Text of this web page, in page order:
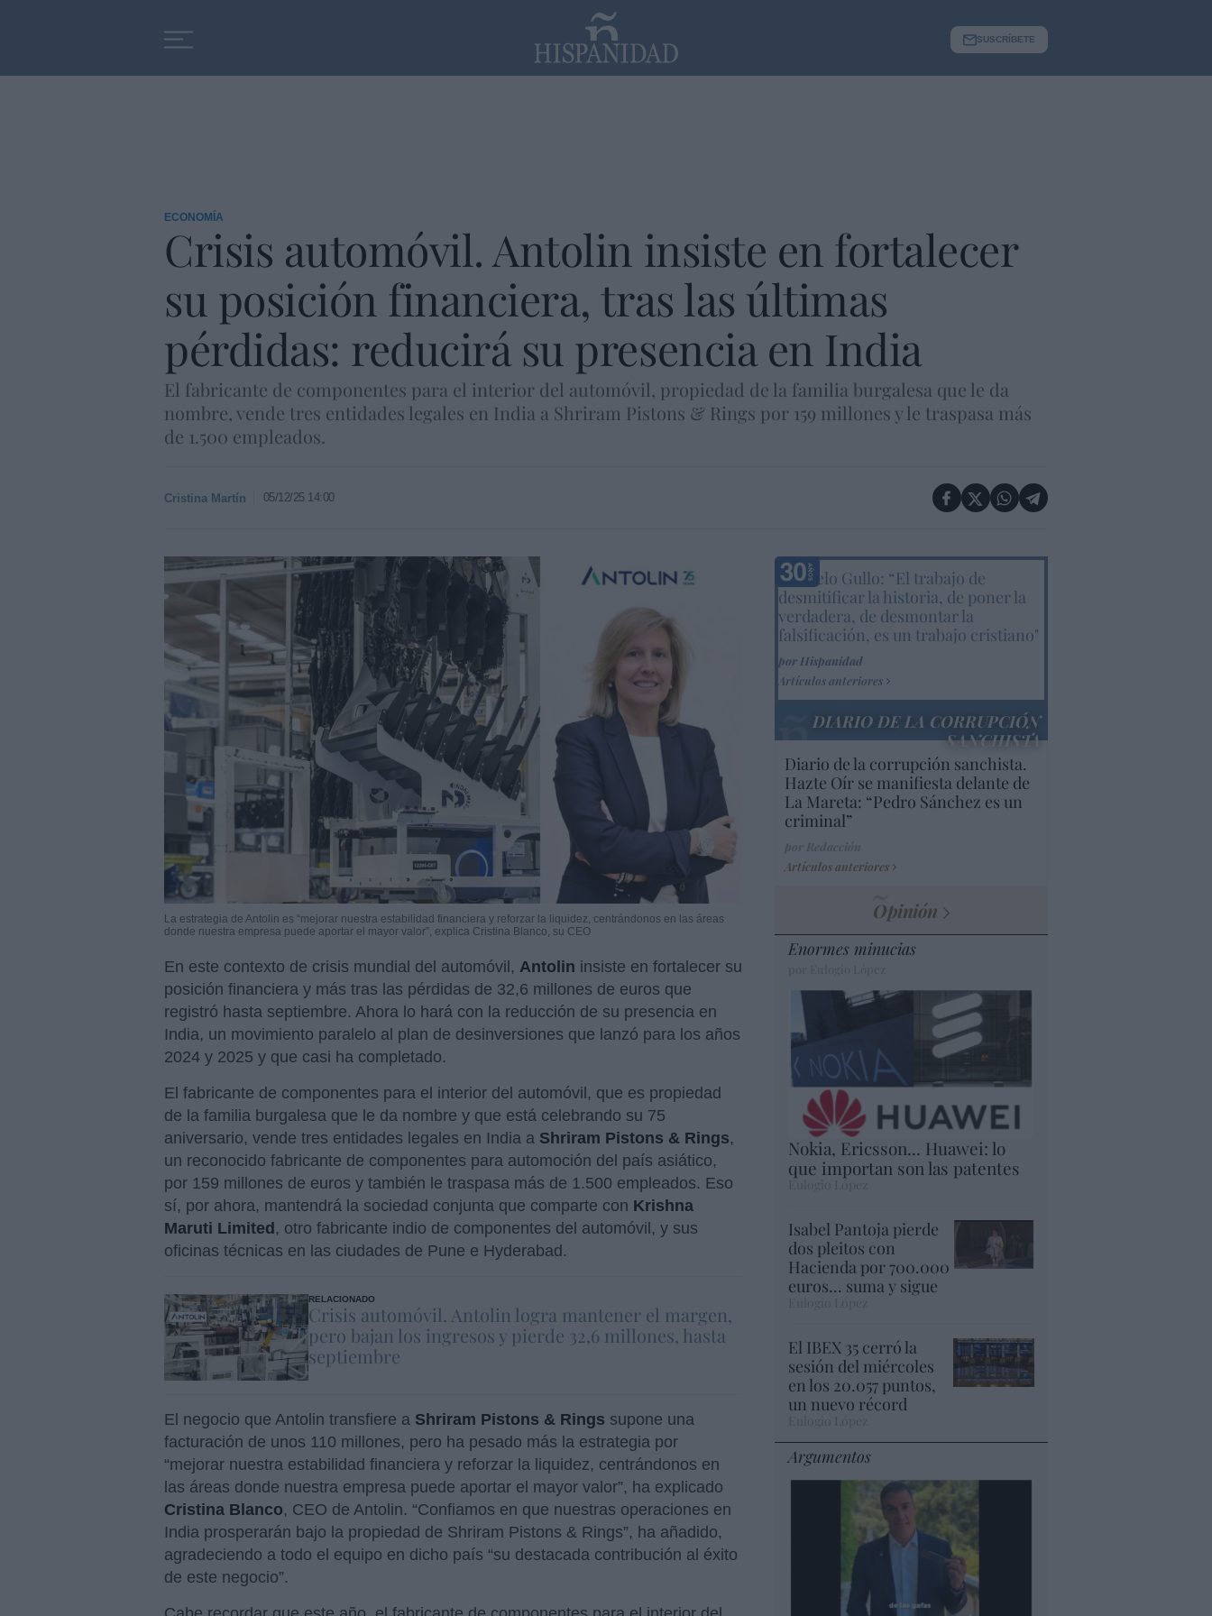
SUSCRÍBETE
ECONOMÍA
Crisis automóvil. Antolin insiste en fortalecer
su posición financiera, tras las últimas
pérdidas: reducirá su presencia en India
El fabricante de componentes para el interior del automóvil, propiedad de la familia burgalesa que le da
nombre, vende tres entidades legales en India a Shriram Pistons & Rings por 159 millones y le traspasa más
de 1.500 empleados.
Cristina Martín 05/12/25 14:00
La estrategia de Antolin es “mejorar nuestra estabilidad financiera y reforzar la liquidez, centrándonos en las áreas
donde nuestra empresa puede aportar el mayor valor”, explica Cristina Blanco, su CEO
En este contexto de crisis mundial del automóvil, Antolin insiste en fortalecer su
posición financiera y más tras las pérdidas de 32,6 millones de euros que
registró hasta septiembre. Ahora lo hará con la reducción de su presencia en
India, un movimiento paralelo al plan de desinversiones que lanzó para los años
2024 y 2025 y que casi ha completado.
El fabricante de componentes para el interior del automóvil, que es propiedad
de la familia burgalesa que le da nombre y que está celebrando su 75
aniversario, vende tres entidades legales en India a Shriram Pistons & Rings,
un reconocido fabricante de componentes para automoción del país asiático,
por 159 millones de euros y también le traspasa más de 1.500 empleados. Eso
sí, por ahora, mantendrá la sociedad conjunta que comparte con Krishna
Maruti Limited, otro fabricante indio de componentes del automóvil, y sus
oficinas técnicas en las ciudades de Pune e Hyderabad.
RELACIONADO
Crisis automóvil. Antolin logra mantener el margen,
pero bajan los ingresos y pierde 32,6 millones, hasta
septiembre
El negocio que Antolin transfiere a Shriram Pistons & Rings supone una
facturación de unos 110 millones, pero ha pesado más la estrategia por
“mejorar nuestra estabilidad financiera y reforzar la liquidez, centrándonos en
las áreas donde nuestra empresa puede aportar el mayor valor”, ha explicado
Cristina Blanco, CEO de Antolin. “Confiamos en que nuestras operaciones en
India prosperarán bajo la propiedad de Shriram Pistons & Rings”, ha añadido,
agradeciendo a todo el equipo en dicho país “su destacada contribución al éxito
de este negocio”.
Marcelo Gullo: “El trabajo de
desmitificar la historia, de poner la
verdadera, de desmontar la
falsificación, es un trabajo cristiano"
por Hispanidad
Artículos anteriores
DIARIO DE LA CORRUPCIÓN
SANCHISTA
Diario de la corrupción sanchista.
Hazte Oír se manifiesta delante de
La Mareta: “Pedro Sánchez es un
criminal”
Artículos anteriores
Opinión
Enormes minucias
Nokia, Ericsson... Huawei: lo
que importan son las patentes
Eulogio López
Isabel Pantoja pierde
dos pleitos con
Hacienda por 700.000
euros... suma y sigue
El IBEX 35 cerró la
sesión del miércoles
en los 20.057 puntos,
un nuevo récord
Argumentos